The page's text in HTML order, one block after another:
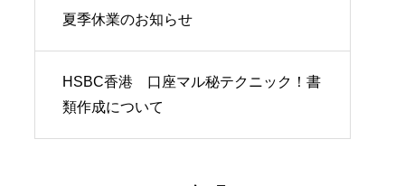
夏季休業のお知らせ
HSBC香港 口座マル秘テクニック！書
類作成について